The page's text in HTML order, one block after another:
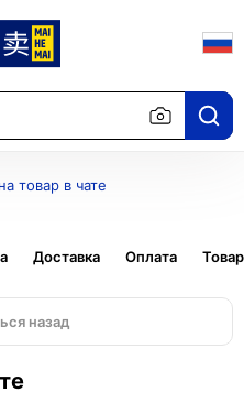
товар в чате
Доставка Оплата
назад